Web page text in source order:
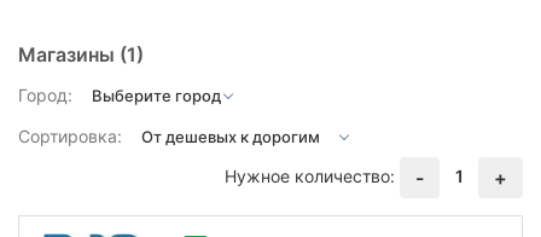
Магазины (1)
Город:
Сортировка:
Нужное количество:
- 1 +